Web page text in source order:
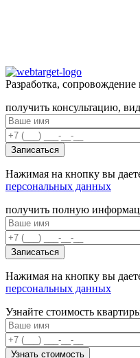
Разработка,
получить консультацию,
Нажимая на кнопку вы
персональных данных
получить полную
Нажимая на кнопку вы
персональных данных
Узнайте стоимость